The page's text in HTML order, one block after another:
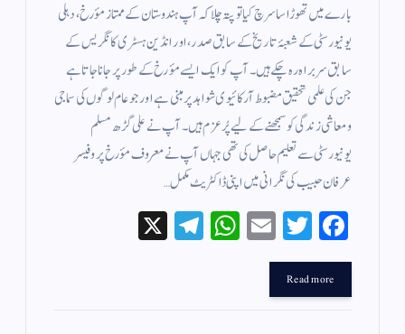
بارے میں تھوڑا سا سرچ کیا تو پتہ چلا کہ آپ ہندوستان کے ممتاز مؤرخ، دہلی
یونیورسٹی کے شعبۂ تاریخ کے سابق صدر، اور انڈین ہسٹری کانگریس کے
سابق سربراہ رہ چکے ہیں۔ آپ کو ایک ایسے مؤرخ کے طور پر جانا جاتا ہے
جن کی علمی تحقیق مضبوط آرکائیوی شواہد پر مبنی ہے اور جو عام لوگوں کی سماجی
و معاشی زندگی کو سمجھنے کے لیے پُرعزم ہیں۔ آپ نے علی گڑھ مسلم
یونیورسٹی سے تعلیم حاصل کی تھی جہاں آپ نے معروف مؤرخ پروفیسر
عرفان حبیب کی نگرانی میں اپنی ڈاکٹریٹ مکمل…
Fa
ce
bo
ok
T
wi
r
E
W
Te
Read more